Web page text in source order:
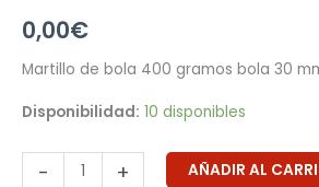
0,00€
Martillo de bola 400 gramos bola 30
Disponibilidad: 10 disponibles
- + AÑADIR AL